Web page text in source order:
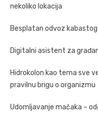
nekoliko lokacija
Besplatan odvoz
Digitalni asistent za
Hidrokolon kao tema sve
pravilnu brigu o organizmu
Udomljavanje mačaka –